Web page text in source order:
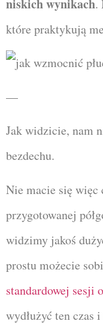
niskich wynikach.
które praktykują
—
Jak widzicie, nam
bezdechu.
Nie macie się więc
przygotowanej
widzimy jakoś
prostu możecie
standardowej sesji
wydłużyć ten czas